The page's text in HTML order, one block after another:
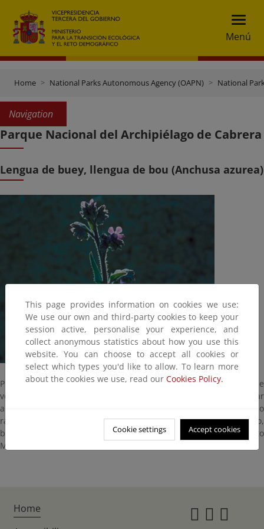
Menú
Home National Parks Autonomous Agency (OAPN) National
Navigation
Parque Nacional del Archipiélago de Cabrera
Lengua de buey, llengua de bou (Anchusa azurea)
Planta perenne, con anchas hojas muy ásperas al tacto, de
vellosidades blanquecinas muy densas y punzantes. Puede llegar
alcanzar los 1,5 m de altura. Sus flores se agrupan formado
racimos de un color azul brillante. Habita terrenos de cultivo,
baldíos y márgenes de caminos. Se distribuye por todo el ámbito
Mediterráneo.
This page provides information on cookies we use:
We use our own and third-party cookies to keep your
session active, personalise your experience, and
collect anonymous statistics about how you use this
website. You can choose to accept all cookies or
select which types you'd like to allow. To learn more
about the cookies we use, read our Cookies Policy.
Cookie settings Accept cookies
Home